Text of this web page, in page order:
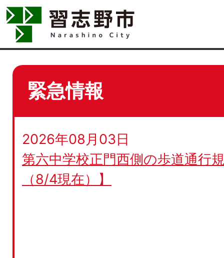
緊急情報
2026年08月03日
第六中学校正門西側の歩道通行
（8/4現在）】